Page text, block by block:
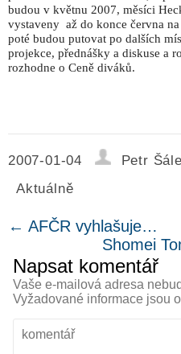
budou v květnu 2007, měsíci
vystaveny až do konce června
poté budou putovat po dalších
projekce, přednášky a diskuse a
rozhodne o Ceně diváků.
2007-01-04
Petr
Aktuálně
← AFČR vyhlašuje…
Shomei
Napsat komentář
Vaše e-mailová adresa
Vyžadované informace jsou